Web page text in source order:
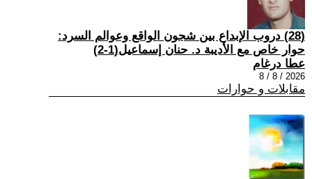
(28) دروب الإبداع بين شجون الواقع وعوالم السرد:
حوار خاص مع الأديبة د. حنان إسماعيل(1-2)
عطا درغام
2026 / 8 / 8
مقابلات و حوارات